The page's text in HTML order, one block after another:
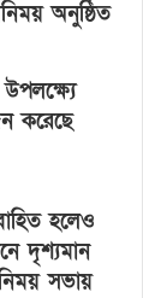
অনুষ্ঠিত
করেছে
হলেও
দৃশ্যমান
সভায়